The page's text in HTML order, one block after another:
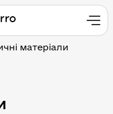
матеріали